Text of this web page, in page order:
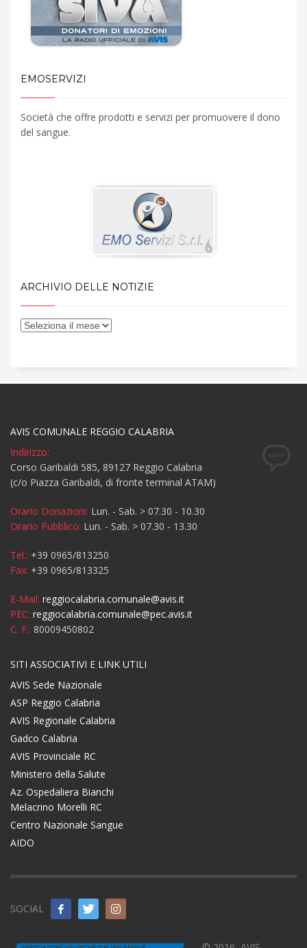
EMOSERVIZI
Società che offre prodotti e servizi per promuovere il dono
del sangue.
ARCHIVIO DELLE NOTIZIE
AVIS COMUNALE REGGIO CALABRIA
Indirizzo:
Corso Garibaldi 585, 89127 Reggio Calabria
(c/o Piazza Garibaldi, di fronte terminal ATAM)
Orario Donazioni: Lun. - Sab. > 07.30 - 10.30
Orario Pubblico: Lun. - Sab. > 07.30 - 13.30
Tel.: +39 0965/813250
Fax: +39 0965/813325
E-Mail: reggiocalabria.comunale@avis.it
PEC: reggiocalabria.comunale@pec.avis.it
C. F.: 80009450802
SITI ASSOCIATIVI E LINK UTILI
AVIS Sede Nazionale
ASP Reggio Calabria
AVIS Regionale Calabria
Gadco Calabria
AVIS Provinciale RC
Ministero della Salute
Az. Ospedaliera Bianchi
Melacrino Morelli RC
Centro Nazionale Sangue
AIDO
SOCIAL